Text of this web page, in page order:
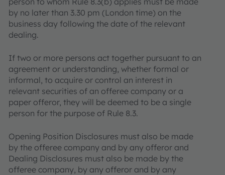
by no later than 3.30 pm (London time) on the
business day following the date of the relevant
dealing.
If two or more persons act together pursuant to an
agreement or understanding, whether formal or
informal, to acquire or control an interest in
relevant securities of an offeree company or a
paper offeror, they will be deemed to be a single
person for the purpose of Rule 8.3.
Opening Position Disclosures must also be made
by the offeree company and by any offeror and
Dealing Disclosures must also be made by the
offeree company, by any offeror and by any